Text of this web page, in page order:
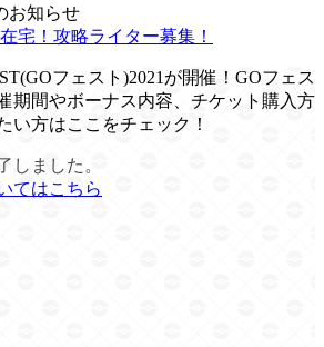
お知らせ
宅！攻略ライター募集！
フェスト)2021が開催！GOフェス
期間やボーナス内容、チケット購入方
い方はここをチェック！
しました。
てはこちら